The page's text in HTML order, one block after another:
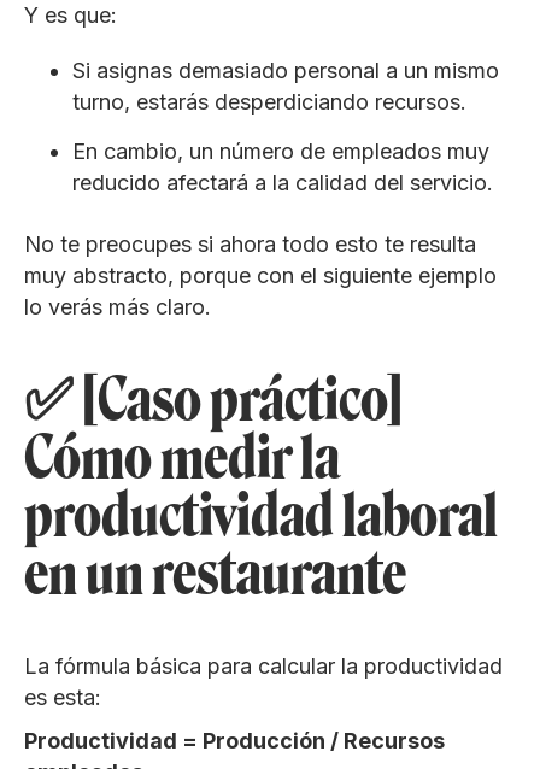
Y es que:
Si asignas demasiado personal a un mismo
turno, estarás desperdiciando recursos.
En cambio, un número de empleados muy
reducido afectará a la calidad del servicio.
No te preocupes si ahora todo esto te resulta
muy abstracto, porque con el siguiente ejemplo
lo verás más claro.
✅ [Caso práctico]
Cómo medir la
productividad laboral
en un restaurante
La fórmula básica para calcular la productividad
es esta:
Productividad = Producción / Recursos